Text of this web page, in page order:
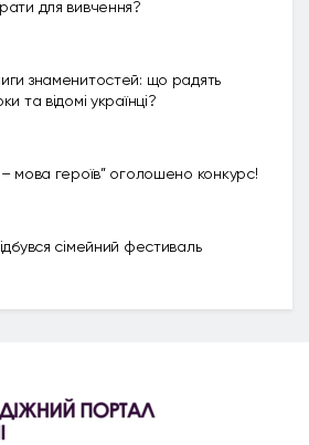
для вивчення?
знаменитостей: що радять
та відомі українці?
– мова героїв” оголошено конкурс!
сімейний фестиваль